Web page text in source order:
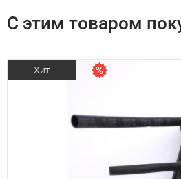
С этим товаром
Хит